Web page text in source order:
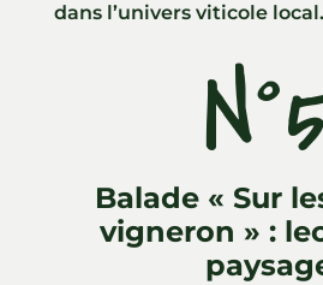
dans l’univers viticole local.
Balade « Sur
vigneron » :